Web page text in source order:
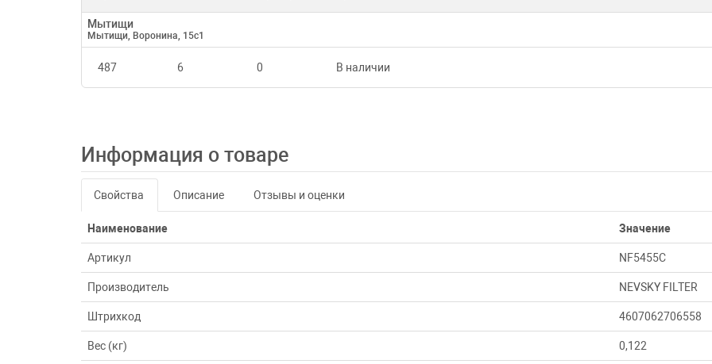
Мытищи
Мытищи, Воронина, 15с1
487 6 0 В наличии
Информация о товаре
Свойства Описание Отзывы и оценки
Наименование Значение
Артикул NF5455C
Производитель NEVSKY FILTER
Штрихкод 4607062706558
Вес (кг) 0,122